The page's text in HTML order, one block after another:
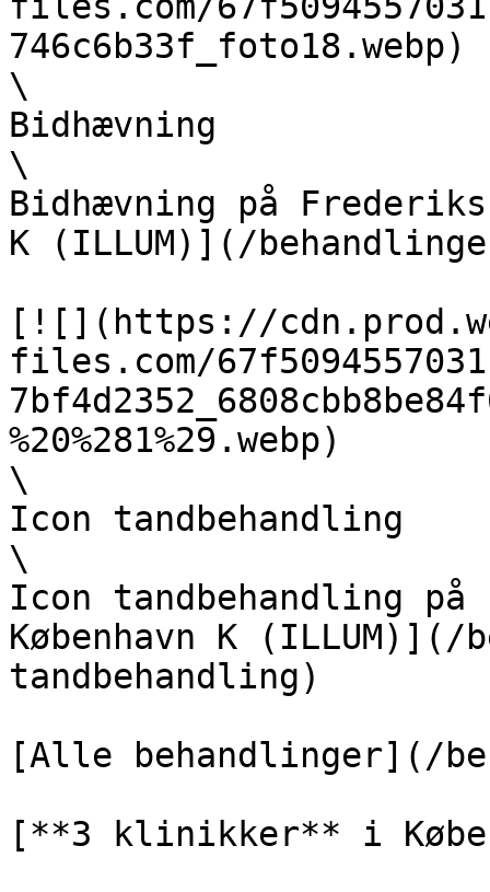
\
Bidhævning
\
Bidhævning på
K (ILLUM)](/
[![](https://
files.com/
%20%281%29.webp)
\
Icon tandbehandling
\
Icon tandbehandling
København K
tandbehandling)
[Alle behandlinger](/
[**3 klinikker** i